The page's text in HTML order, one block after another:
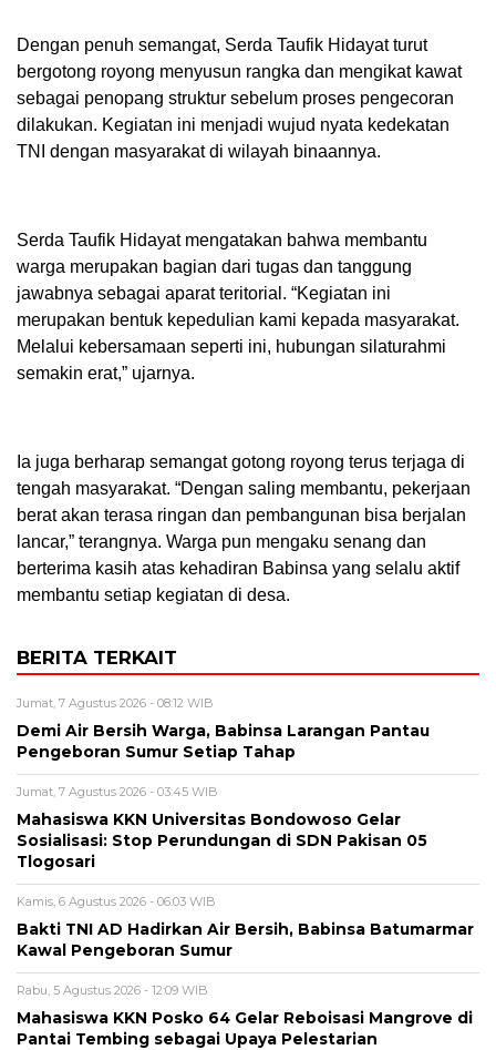
Dengan penuh semangat, Serda Taufik Hidayat turut
bergotong royong menyusun rangka dan mengikat kawat
sebagai penopang struktur sebelum proses pengecoran
dilakukan. Kegiatan ini menjadi wujud nyata kedekatan
TNI dengan masyarakat di wilayah binaannya.
Serda Taufik Hidayat mengatakan bahwa membantu
warga merupakan bagian dari tugas dan tanggung
jawabnya sebagai aparat teritorial. “Kegiatan ini
merupakan bentuk kepedulian kami kepada masyarakat.
Melalui kebersamaan seperti ini, hubungan silaturahmi
semakin erat,” ujarnya.
Ia juga berharap semangat gotong royong terus terjaga di
tengah masyarakat. “Dengan saling membantu, pekerjaan
berat akan terasa ringan dan pembangunan bisa berjalan
lancar,” terangnya. Warga pun mengaku senang dan
berterima kasih atas kehadiran Babinsa yang selalu aktif
membantu setiap kegiatan di desa.
BERITA TERKAIT
Jumat, 7 Agustus 2026 - 08:12 WIB
Demi Air Bersih Warga, Babinsa Larangan Pantau
Pengeboran Sumur Setiap Tahap
Jumat, 7 Agustus 2026 - 03:45 WIB
Mahasiswa KKN Universitas Bondowoso Gelar
Sosialisasi: Stop Perundungan di SDN Pakisan 05
Tlogosari
Kamis, 6 Agustus 2026 - 06:03 WIB
Bakti TNI AD Hadirkan Air Bersih, Babinsa Batumarmar
Kawal Pengeboran Sumur
Rabu, 5 Agustus 2026 - 12:09 WIB
Mahasiswa KKN Posko 64 Gelar Reboisasi Mangrove di
Pantai Tembing sebagai Upaya Pelestarian